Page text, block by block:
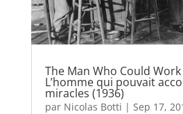
The Man Who Could
L’homme qui pouvait
miracles (1936)
par Nicolas Botti | Sep 17,